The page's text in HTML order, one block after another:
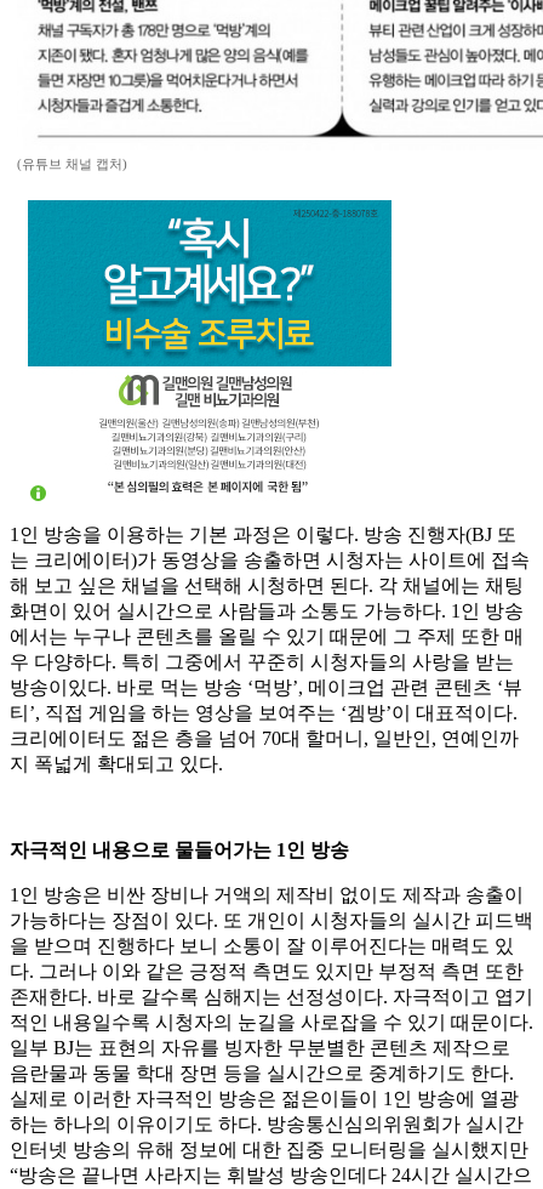
(유튜브 채널 캡처)
1인 방송을 이용하는 기본 과정은 이렇다. 방송 진행자(BJ 또
는 크리에이터)가 동영상을 송출하면 시청자는 사이트에 접속
해 보고 싶은 채널을 선택해 시청하면 된다. 각 채널에는 채팅
화면이 있어 실시간으로 사람들과 소통도 가능하다. 1인 방송
에서는 누구나 콘텐츠를 올릴 수 있기 때문에 그 주제 또한 매
우 다양하다. 특히 그중에서 꾸준히 시청자들의 사랑을 받는
방송이있다. 바로 먹는 방송 ‘먹방’, 메이크업 관련 콘텐츠 ‘뷰
티’, 직접 게임을 하는 영상을 보여주는 ‘겜방’이 대표적이다.
크리에이터도 젊은 층을 넘어 70대 할머니, 일반인, 연예인까
지 폭넓게 확대되고 있다.
자극적인 내용으로 물들어가는 1인 방송
1인 방송은 비싼 장비나 거액의 제작비 없이도 제작과 송출이
가능하다는 장점이 있다. 또 개인이 시청자들의 실시간 피드백
을 받으며 진행하다 보니 소통이 잘 이루어진다는 매력도 있
다. 그러나 이와 같은 긍정적 측면도 있지만 부정적 측면 또한
존재한다. 바로 갈수록 심해지는 선정성이다. 자극적이고 엽기
적인 내용일수록 시청자의 눈길을 사로잡을 수 있기 때문이다.
일부 BJ는 표현의 자유를 빙자한 무분별한 콘텐츠 제작으로
음란물과 동물 학대 장면 등을 실시간으로 중계하기도 한다.
실제로 이러한 자극적인 방송은 젊은이들이 1인 방송에 열광
하는 하나의 이유이기도 하다. 방송통신심의위원회가 실시간
인터넷 방송의 유해 정보에 대한 집중 모니터링을 실시했지만
“방송은 끝나면 사라지는 휘발성 방송인데다 24시간 실시간으